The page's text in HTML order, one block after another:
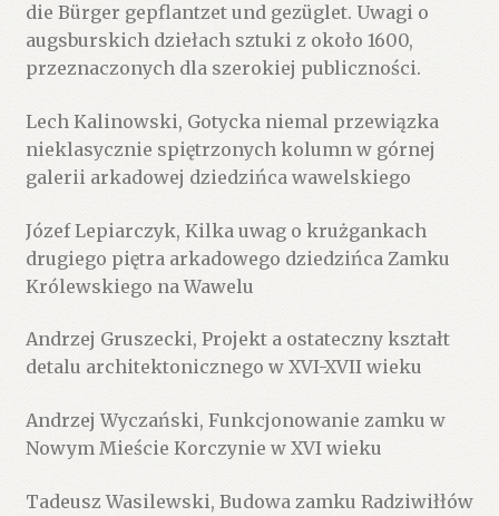
die Bürger gepflantzet und gezüglet. Uwagi o
augsburskich dziełach sztuki z około 1600,
przeznaczonych dla szerokiej publiczności.
Lech Kalinowski, Gotycka niemal przewiązka
nieklasycznie spiętrzonych kolumn w górnej
galerii arkadowej dziedzińca wawelskiego
Józef Lepiarczyk, Kilka uwag o krużgankach
drugiego piętra arkadowego dziedzińca Zamku
Królewskiego na Wawelu
Andrzej Gruszecki, Projekt a ostateczny kształt
detalu architektonicznego w XVI-XVII wieku
Andrzej Wyczański, Funkcjonowanie zamku w
Nowym Mieście Korczynie w XVI wieku
Tadeusz Wasilewski, Budowa zamku Radziwiłłów